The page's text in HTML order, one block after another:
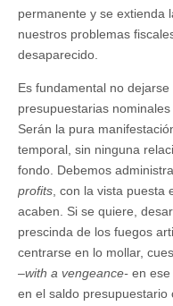
permanente y se extienda
nuestros problemas
desaparecido.
Es fundamental no
presupuestarias
Serán la pura
temporal, sin ninguna
fondo. Debemos
profits , con la vista
acaben. Si se quiere,
prescinda de los fuegos
centrarse en lo mollar,
–with a vengeance- en
en el saldo presupuestario